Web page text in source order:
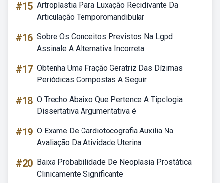
#15 Artroplastia Para Luxação Recidivante Da
Articulação Temporomandibular
#16 Sobre Os Conceitos Previstos Na Lgpd
Assinale A Alternativa Incorreta
#17 Obtenha Uma Fração Geratriz Das Dízimas
Periódicas Compostas A Seguir
#18 O Trecho Abaixo Que Pertence A Tipologia
Dissertativa Argumentativa é
#19 O Exame De Cardiotocografia Auxilia Na
Avaliação Da Atividade Uterina
#20 Baixa Probabilidade De Neoplasia Prostática
Clinicamente Significante